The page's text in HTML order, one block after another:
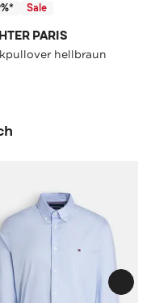
Sale
PARIS
hellbraun